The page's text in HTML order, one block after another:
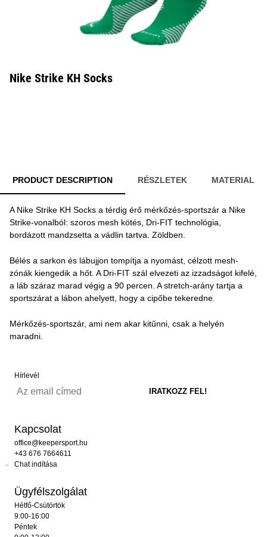
Nike Strike KH Socks
PRODUCT DESCRIPTION RÉSZLETEK MATERIAL
A Nike Strike KH Socks a térdig érő mérkőzés-sportszár a Nike
Strike-vonalból: szoros mesh kötés, Dri-FIT technológia,
bordázott mandzsetta a vádlin tartva. Zöldben.
Bélés a sarkon és lábujjon tompítja a nyomást, célzott mesh-
zónák kiengedik a hőt. A Dri-FIT szál elvezeti az izzadságot kifelé,
a láb száraz marad végig a 90 percen. A stretch-arány tartja a
sportszárat a lábon ahelyett, hogy a cipőbe tekeredne.
Mérkőzés-sportszár, ami nem akar kitűnni, csak a helyén
maradni.
Hírlevél
Kapcsolat
office@keepersport.hu
+43 676 7664611
Chat indítása
Ügyfélszolgálat
Hétfő-Csütörtök
9:00-16:00
Péntek